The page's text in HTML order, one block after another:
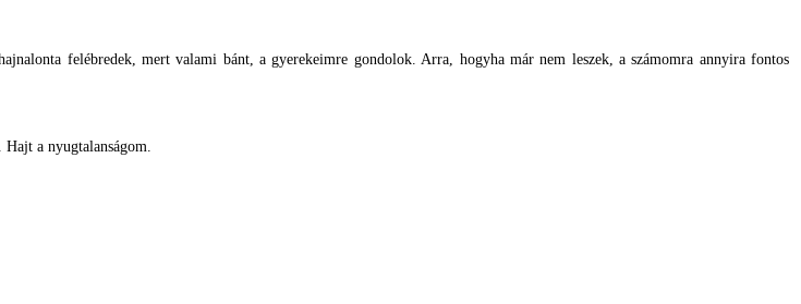
felébredek, mert valami bánt, a gyerekeimre gondolok. Arra, hogyha már nem leszek, a számomra annyira fontos
a nyugtalanságom.